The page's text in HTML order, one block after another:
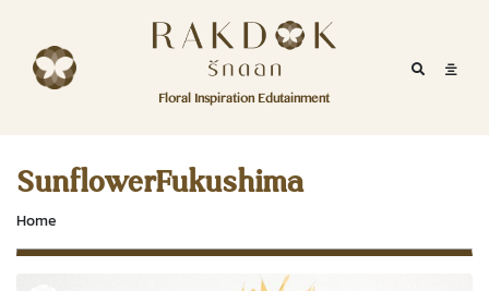
RakDok (รักดอก)
Floral Inspiration Edutainment
Mobile
RakDok
Menu
MAGAZINE
EDUTAINMENT
SunflowerFukushima
Home